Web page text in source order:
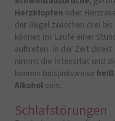
Herzklopfen oder
der Regel zwischen drei
können im Laufe einer
auftreten. In der Zeit direkt
nimmt die Intensität und
können beispielsweise
Alkohol sein.
Schlafstörungen